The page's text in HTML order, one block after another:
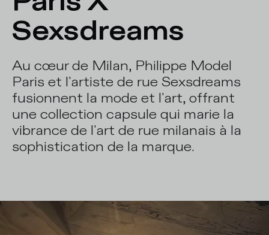
Sexsdreams
Au cœur de Milan, Philippe Model
Paris et l'artiste de rue Sexsdreams
fusionnent la mode et l'art, offrant
une collection capsule qui marie la
vibrance de l'art de rue milanais à la
sophistication de la marque.